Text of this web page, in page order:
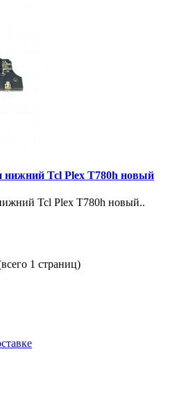
нижний Tcl Plex T780h новый
Tcl Plex T780h новый..
1 страниц)